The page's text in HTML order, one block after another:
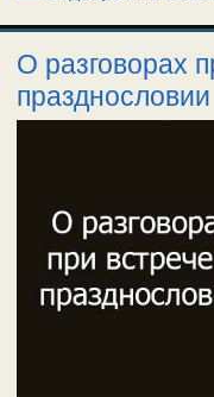
О разговорах
празднословии